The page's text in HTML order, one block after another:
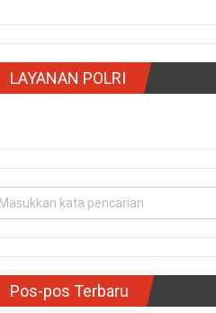
LAYANAN POLRI
Pos-pos Terbaru